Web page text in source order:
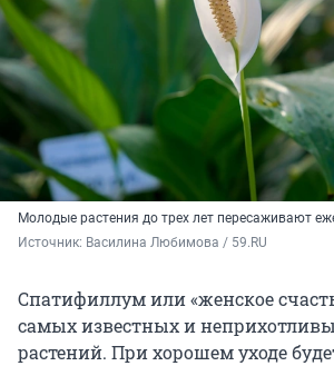
Молодые растения до трех лет пересаживают
Источник: Василина Любимова / 59.RU
Спатифиллум или «женское
самых известных и
растений. При хорошем уходе